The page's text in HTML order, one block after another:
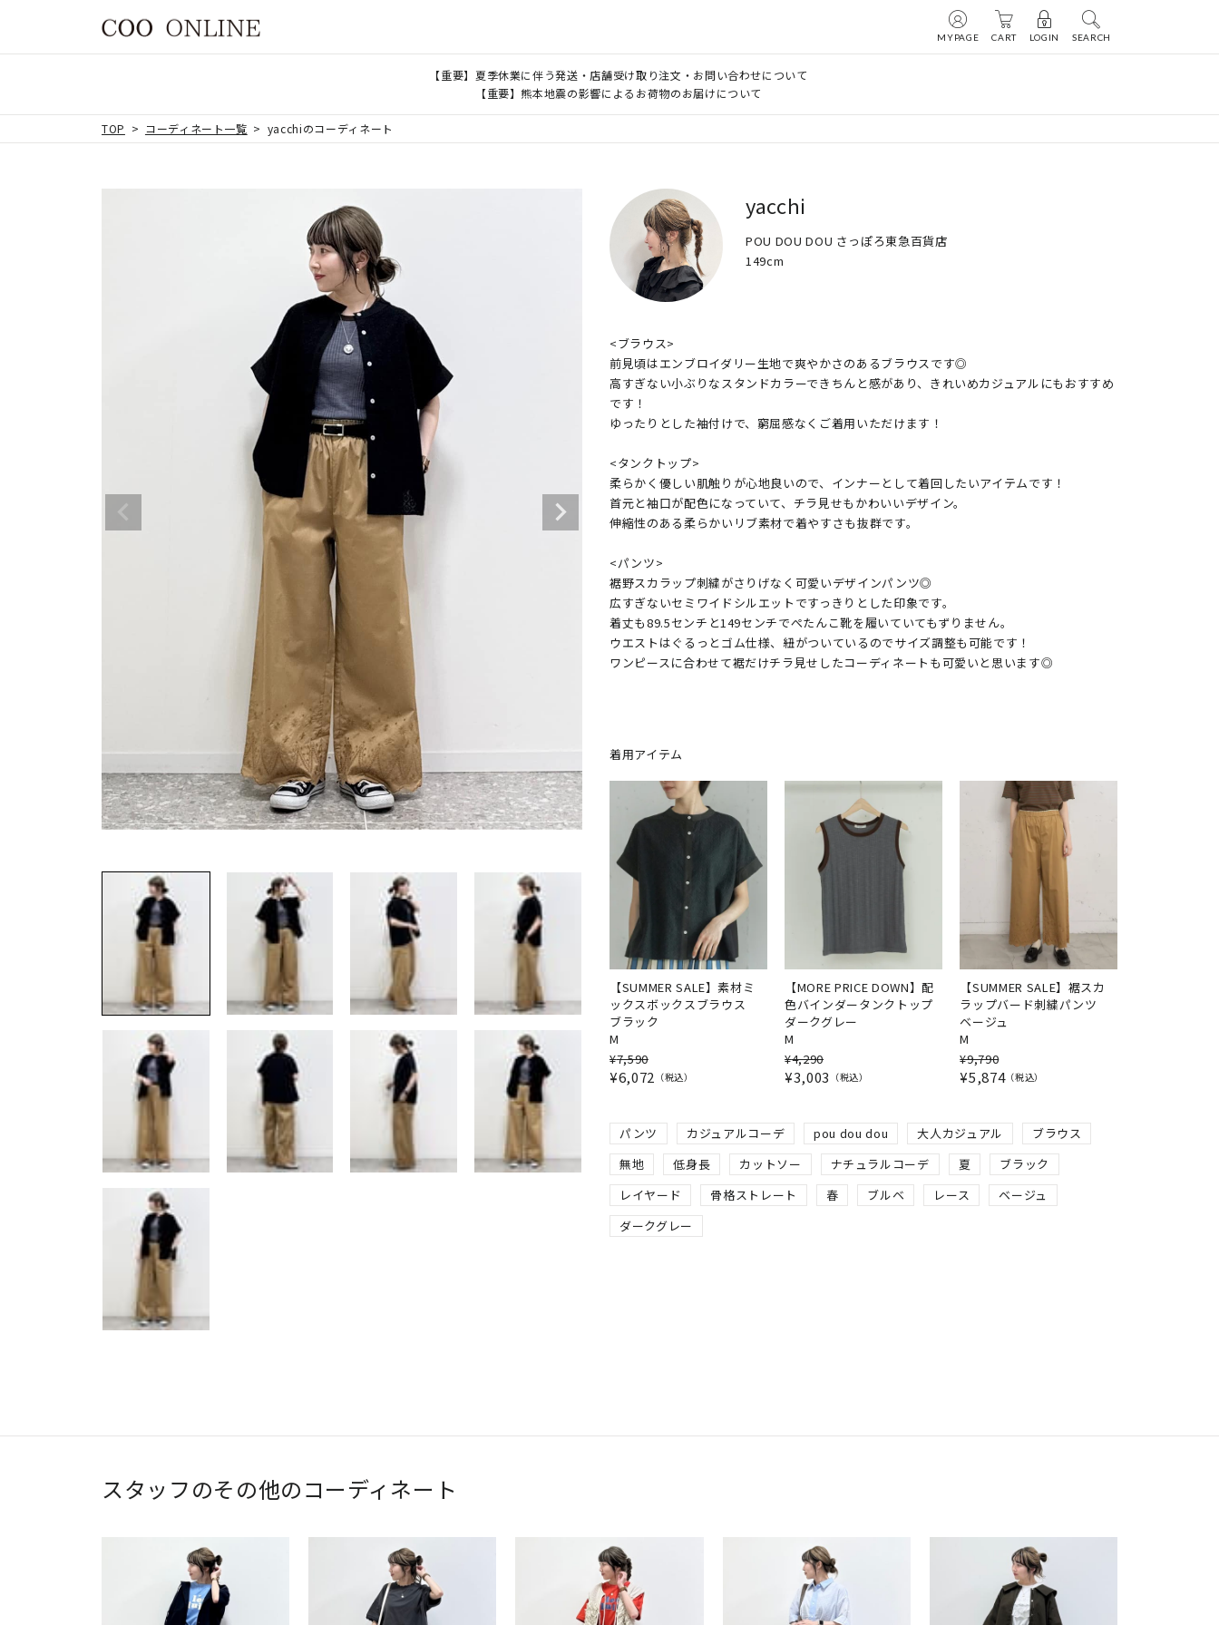
MYPAGE CART LOGIN SEARCH
【重要】夏季休業に伴う発送・店舗受け取り注文・お問い合わせについて
【重要】熊本地震の影響によるお荷物のお届けについて
TOP コーディネート一覧 yacchiのコーディネート
yacchi
POU DOU DOU さっぽろ東急百貨店
149cm
<ブラウス>
前見頃はエンブロイダリー生地で爽やかさのあるブラウスです◎
高すぎない小ぶりなスタンドカラーできちんと感があり、きれいめカジュアルにもおすすめ
です！
ゆったりとした袖付けで、窮屈感なくご着用いただけます！
<タンクトップ>
柔らかく優しい肌触りが心地良いので、インナーとして着回したいアイテムです！
首元と袖口が配色になっていて、チラ見せもかわいいデザイン。
伸縮性のある柔らかいリブ素材で着やすさも抜群です。
<パンツ>
裾野スカラップ刺繍がさりげなく可愛いデザインパンツ◎
広すぎないセミワイドシルエットですっきりとした印象です。
着丈も89.5センチと149センチでぺたんこ靴を履いていてもずりません。
ウエストはぐるっとゴム仕様、紐がついているのでサイズ調整も可能です！
ワンピースに合わせて裾だけチラ見せしたコーディネートも可愛いと思います◎
着用アイテム
【SUMMER SALE】素材ミ
ックスボックスブラウス
ブラック
M
¥7,590
¥6,072 税込
【MORE PRICE DOWN】配
色バインダータンクトップ
ダークグレー
M
¥4,290
¥3,003 税込
【SUMMER SALE】裾スカ
ラップバード刺繍パンツ
ベージュ
M
¥9,790
¥5,874 税込
パンツ カジュアルコーデ pou dou dou 大人カジュアル
ブラウス
無地
低身長 カットソー ナチュラルコーデ 夏
ブラック
レイヤード
骨格ストレート 春 ブルベ レース
ベージュ
ダークグレー
スタッフのその他のコーディネート